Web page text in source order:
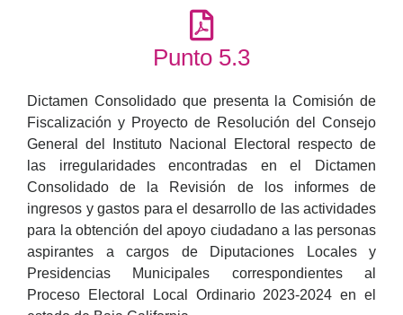
Punto 5.3
Dictamen Consolidado que presenta la Comisión de
Fiscalización y Proyecto de Resolución del Consejo
General del Instituto Nacional Electoral respecto de
las irregularidades encontradas en el Dictamen
Consolidado de la Revisión de los informes de
ingresos y gastos para el desarrollo de las actividades
para la obtención del apoyo ciudadano a las personas
aspirantes a cargos de Diputaciones Locales y
Presidencias Municipales correspondientes al
Proceso Electoral Local Ordinario 2023-2024 en el